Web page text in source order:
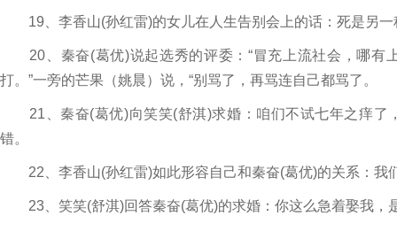
19、李香山(孙红雷)的女儿在人生告别会上的话：死是另一
20、秦奋(葛优)说起选秀的评委：“冒充上流社会，哪有
打。”一旁的芒果（姚晨）说，“别骂了，再骂连自己都骂了。
21、秦奋(葛优)向笑笑(舒淇)求婚：咱们不试七年之痒了
错。
22、李香山(孙红雷)如此形容自己和秦奋(葛优)的关系：我
23、笑笑(舒淇)回答秦奋(葛优)的求婚：你这么急着娶我，